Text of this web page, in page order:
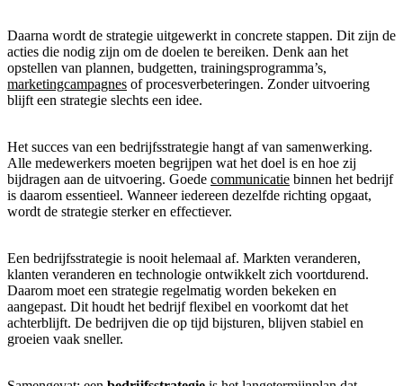
Daarna wordt de strategie uitgewerkt in concrete stappen. Dit zijn de
acties die nodig zijn om de doelen te bereiken. Denk aan het
opstellen van plannen, budgetten, trainingsprogramma’s,
marketingcampagnes of procesverbeteringen. Zonder uitvoering
blijft een strategie slechts een idee.
Het succes van een bedrijfsstrategie hangt af van samenwerking.
Alle medewerkers moeten begrijpen wat het doel is en hoe zij
bijdragen aan de uitvoering. Goede communicatie binnen het bedrijf
is daarom essentieel. Wanneer iedereen dezelfde richting opgaat,
wordt de strategie sterker en effectiever.
Een bedrijfsstrategie is nooit helemaal af. Markten veranderen,
klanten veranderen en technologie ontwikkelt zich voortdurend.
Daarom moet een strategie regelmatig worden bekeken en
aangepast. Dit houdt het bedrijf flexibel en voorkomt dat het
achterblijft. De bedrijven die op tijd bijsturen, blijven stabiel en
groeien vaak sneller.